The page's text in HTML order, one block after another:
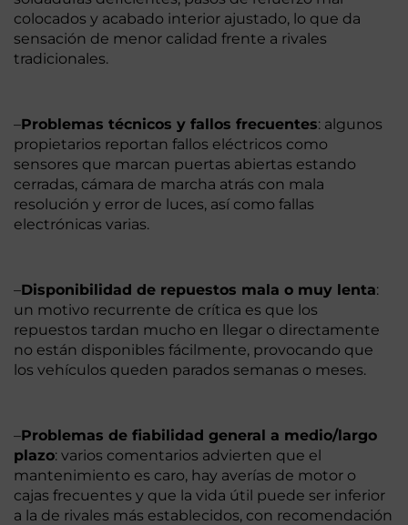
colocados y acabado interior ajustado, lo que da
sensación de menor calidad frente a rivales
tradicionales.
–Problemas técnicos y fallos frecuentes: algunos
propietarios reportan fallos eléctricos como
sensores que marcan puertas abiertas estando
cerradas, cámara de marcha atrás con mala
resolución y error de luces, así como fallas
electrónicas varias.
–Disponibilidad de repuestos mala o muy lenta:
un motivo recurrente de crítica es que los
repuestos tardan mucho en llegar o directamente
no están disponibles fácilmente, provocando que
los vehículos queden parados semanas o meses.
–Problemas de fiabilidad general a medio/largo
plazo: varios comentarios advierten que el
mantenimiento es caro, hay averías de motor o
cajas frecuentes y que la vida útil puede ser inferior
a la de rivales más establecidos, con recomendación